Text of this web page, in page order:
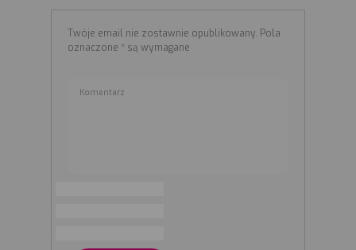
Twóje email nie zostawnie opublikowany. Pola
oznaczone * są wymagane
Komentarz